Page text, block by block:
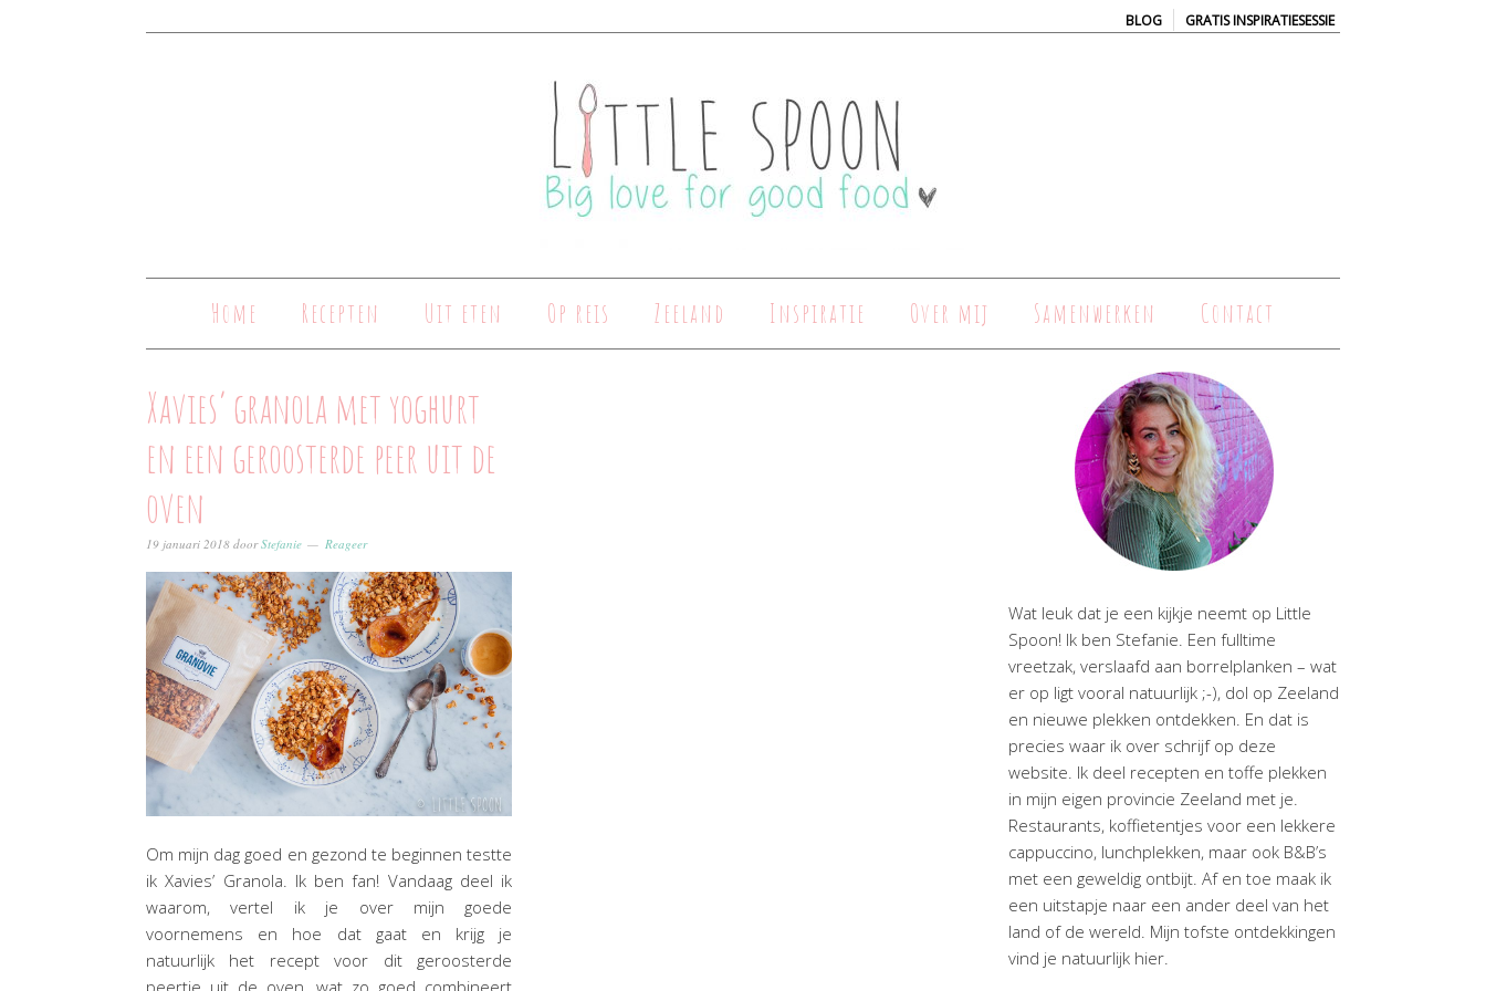
BLOG | GRATIS INSPIRATIESESSIE
Home Recepten Uit eten Op reis Zeeland Inspiratie Over mij Samenwerken Contact
Xavies’ granola met yoghurt
en een geroosterde peer uit de
oven
19 januari 2018 doorStefanie Reageer
Om mijn dag goed en gezond te beginnen testte
ik Xavies’ Granola. Ik ben fan! Vandaag deel ik
waarom, vertel ik je over mijn goede
voornemens en hoe dat gaat en krijg je
natuurlijk het recept voor dit geroosterde
peertje uit de oven, wat zo goed combineert
Wat leuk dat je een kijkje neemt op Little
Spoon! Ik ben Stefanie. Een fulltime
vreetzak, verslaafd aan borrelplanken – wat
er op ligt vooral natuurlijk ;-), dol op Zeeland
en nieuwe plekken ontdekken. En dat is
precies waar ik over schrijf op deze
website. Ik deel recepten en toffe plekken
in mijn eigen provincie Zeeland met je.
Restaurants, koffietentjes voor een lekkere
cappuccino, lunchplekken, maar ook B&B’s
met een geweldig ontbijt. Af en toe maak ik
een uitstapje naar een ander deel van het
land of de wereld. Mijn tofste ontdekkingen
vind je natuurlijk hier.